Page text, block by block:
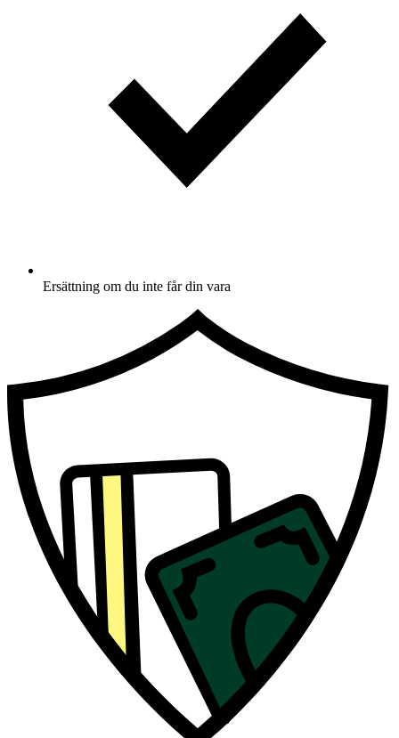
Ersättning om du inte får din vara